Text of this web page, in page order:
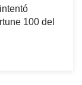
100 del